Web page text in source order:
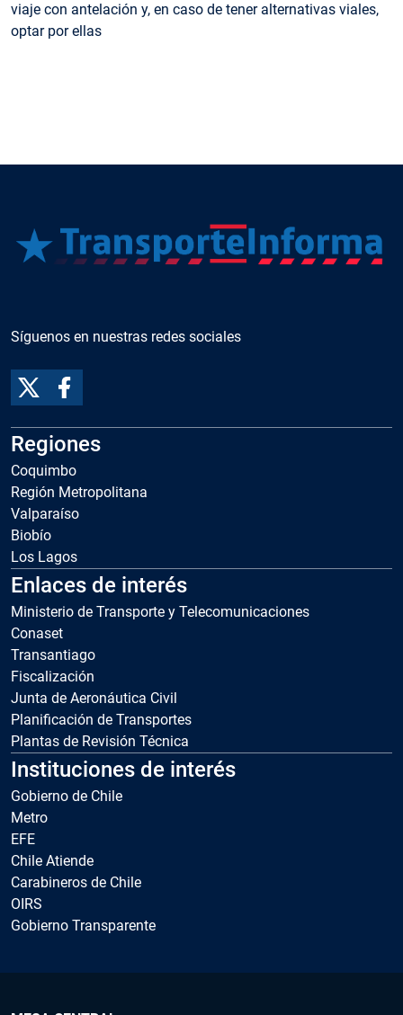
viaje con antelación y, en caso de tener alternativas viales,
optar por ellas
Síguenos en nuestras redes sociales
Regiones
Coquimbo
Región Metropolitana
Valparaíso
Biobío
Los Lagos
Enlaces de interés
Ministerio de Transporte y Telecomunicaciones
Conaset
Transantiago
Fiscalización
Junta de Aeronáutica Civil
Planificación de Transportes
Plantas de Revisión Técnica
Instituciones de interés
Gobierno de Chile
Metro
EFE
Chile Atiende
Carabineros de Chile
OIRS
Gobierno Transparente